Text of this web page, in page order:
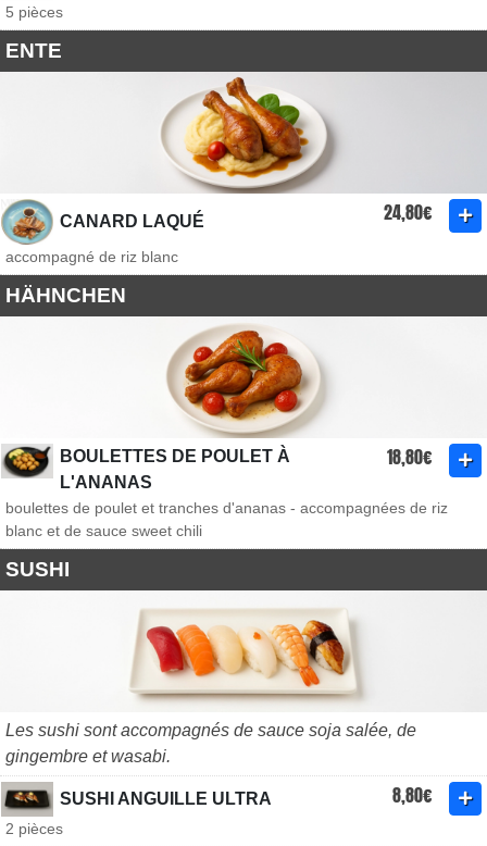
5 pièces
ENTE
CANARD LAQUÉ 24,80€
accompagné de riz blanc
HÄHNCHEN
BOULETTES DE POULET À
L'ANANAS
18,80€
boulettes de poulet et tranches d'ananas - accompagnées de riz
blanc et de sauce sweet chili
SUSHI
Les sushi sont accompagnés de sauce soja salée, de
gingembre et wasabi.
SUSHI ANGUILLE ULTRA 8,80€
2 pièces